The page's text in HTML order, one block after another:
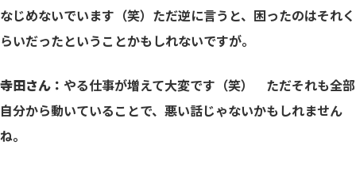
なじめないでいます（笑）ただ逆に言うと、困ったのはそれく
らいだったということかもしれないですが。
寺田さん： やる仕事が増えて大変です（笑） ただそれも全部
自分から動いていることで、悪い話じゃないかもしれません
ね。